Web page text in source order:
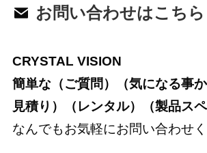
お問い合わせはこちら
CRYSTAL VISION
簡単な（ご質問）（気になる事
見積り）（レンタル）（製品スペ
なんでもお気軽にお問い合わせく